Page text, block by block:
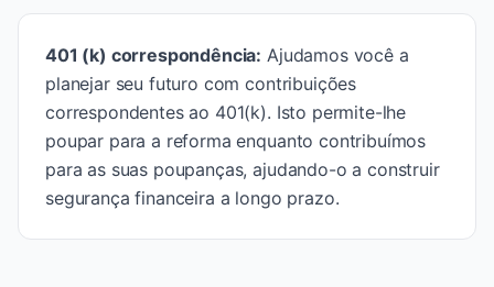
401 (k) correspondência: Ajudamos você a
planejar seu futuro com contribuições
correspondentes ao 401(k). Isto permite-lhe
poupar para a reforma enquanto contribuímos
para as suas poupanças, ajudando-o a construir
segurança financeira a longo prazo.